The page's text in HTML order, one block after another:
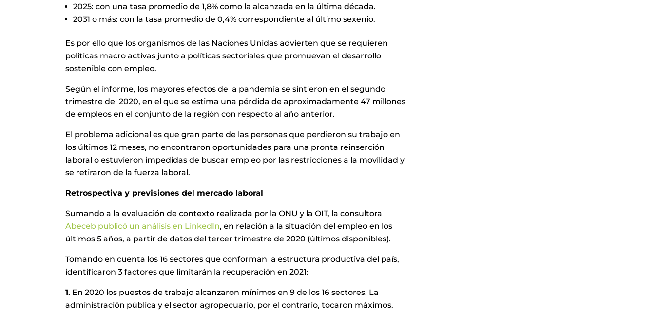
2025: con una tasa promedio de 1,8% como la alcanzada en la última década.
2031 o más: con la tasa promedio de 0,4% correspondiente al último sexenio.
Es por ello que los organismos de las Naciones Unidas advierten que se requieren
políticas macro activas junto a políticas sectoriales que promuevan el desarrollo
sostenible con empleo.
Según el informe, los mayores efectos de la pandemia se sintieron en el segundo
trimestre del 2020, en el que se estima una pérdida de aproximadamente 47 millones
de empleos en el conjunto de la región con respecto al año anterior.
El problema adicional es que gran parte de las personas que perdieron su trabajo en
los últimos 12 meses, no encontraron oportunidades para una pronta reinserción
laboral o estuvieron impedidas de buscar empleo por las restricciones a la movilidad y
se retiraron de la fuerza laboral.
Retrospectiva y previsiones del mercado laboral
Sumando a la evaluación de contexto realizada por la ONU y la OIT, la consultora
Abeceb publicó un análisis en LinkedIn, en relación a la situación del empleo en los
últimos 5 años, a partir de datos del tercer trimestre de 2020 (últimos disponibles).
Tomando en cuenta los 16 sectores que conforman la estructura productiva del país,
identificaron 3 factores que limitarán la recuperación en 2021:
1. En 2020 los puestos de trabajo alcanzaron mínimos en 9 de los 16 sectores. La
administración pública y el sector agropecuario, por el contrario, tocaron máximos.